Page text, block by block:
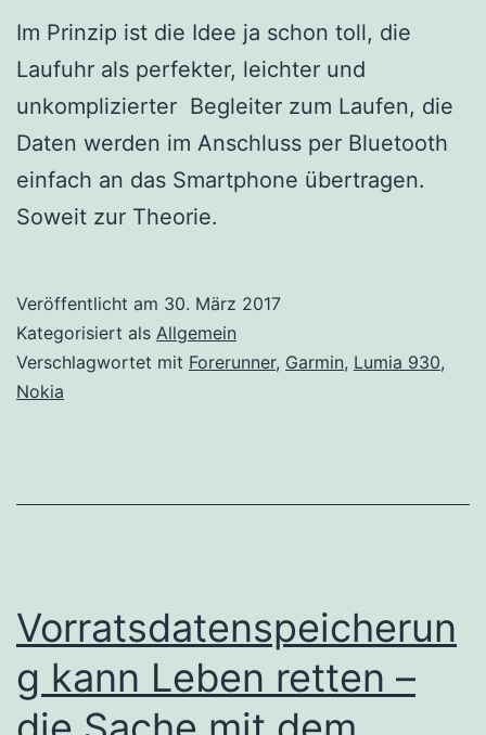
Im Prinzip ist die Idee ja schon toll, die
Laufuhr als perfekter, leichter und
unkomplizierter Begleiter zum Laufen, die
Daten werden im Anschluss per Bluetooth
einfach an das Smartphone übertragen.
Soweit zur Theorie.
Veröffentlicht am 30. März 2017
Kategorisiert als Allgemein
Verschlagwortet mit Forerunner, Garmin, Lumia 930,
Nokia
Vorratsdatenspeicherun
g kann Leben retten –